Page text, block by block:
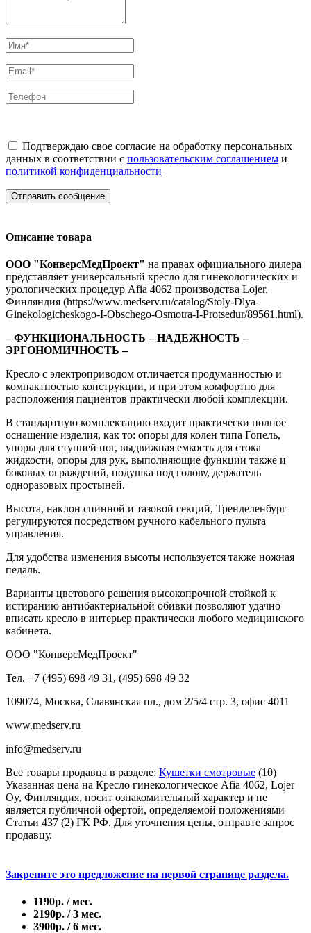
Подтверждаю свое согласие на обработку персональных
данных в соответствии с пользовательским соглашением и
политикой конфиденциальности
Отправить сообщение
Описание товара
ООО "КонверсМедПроект" на правах официального дилера
представляет универсальный кресло для гинекологических и
урологических процедур Afia 4062 производства Lojer,
Финляндия (https://www.medserv.ru/catalog/Stoly-Dlya-
Ginekologicheskogo-I-Obschego-Osmotra-I-Protsedur/89561.html).
– ФУНКЦИОНАЛЬНОСТЬ – НАДЕЖНОСТЬ –
ЭРГОНОМИЧНОСТЬ –
Кресло с электроприводом отличается продуманностью и
компактностью конструкции, и при этом комфортно для
расположения пациентов практически любой комплекции.
В стандартную комплектацию входит практически полное
оснащение изделия, как то: опоры для колен типа Гопель,
упоры для ступней ног, выдвижная емкость для стока
жидкости, опоры для рук, выполняющие функции также и
боковых ограждений, подушка под голову, держатель
одноразовых простыней.
Высота, наклон спинной и тазовой секций, Тренделенбург
регулируются посредством ручного кабельного пульта
управления.
Для удобства изменения высоты используется также ножная
педаль.
Варианты цветового решения высокопрочной стойкой к
истиранию антибактериальной обивки позволяют удачно
вписать кресло в интерьер практически любого медицинского
кабинета.
ООО "КонверсМедПроект"
Тел. +7 (495) 698 49 31, (495) 698 49 32
109074, Москва, Славянская пл., дом 2/5/4 стр. 3, офис 4011
www.medserv.ru
info@medserv.ru
Все товары продавца в разделе: Кушетки смотровые (10)
Указанная цена на Кресло гинекологическое Afia 4062, Lojer
Oy, Финляндия, носит ознакомительный характер и не
является публичной офертой, определяемой положениями
Статьи 437 (2) ГК РФ. Для уточнения цены, отправте запрос
продавцу.
Закрепите это предложение на первой странице раздела.
1190р. / мес.
2190р. / 3 мес.
3900р. / 6 мес.